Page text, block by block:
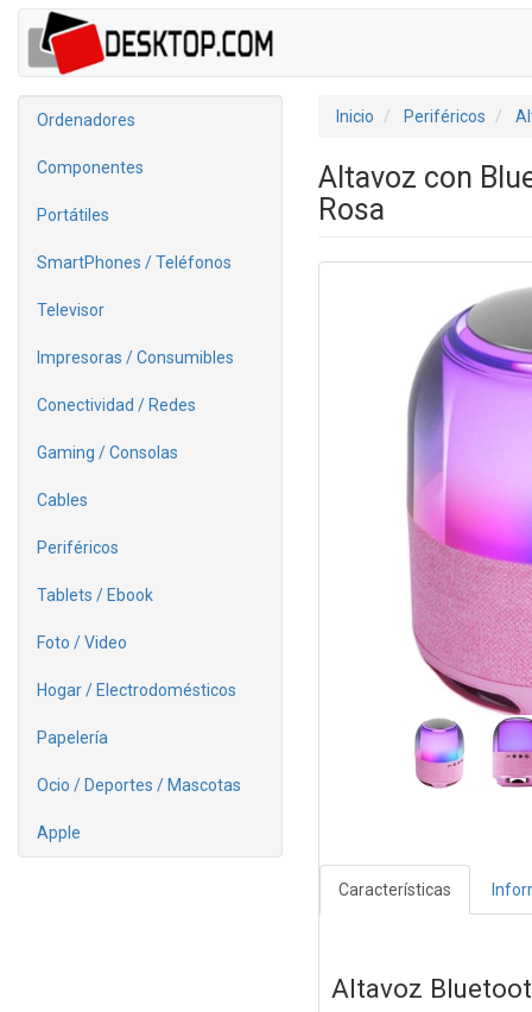
Ordenadores
Componentes
Portátiles
SmartPhones / Teléfonos
Televisor
Impresoras / Consumibles
Conectividad / Redes
Gaming / Consolas
Cables
Periféricos
Tablets / Ebook
Foto / Video
Hogar / Electrodomésticos
Papelería
Ocio / Deportes / Mascotas
Apple
Inicio Periféricos
Altavoz con
Rosa
Características
Altavoz